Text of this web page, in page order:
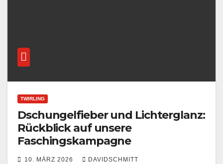
TWIRLING
Dschungelfieber und Lichterglanz:
Rückblick auf unsere
Faschingskampagne
10. MÄRZ 2026 DAVIDSCHMITT